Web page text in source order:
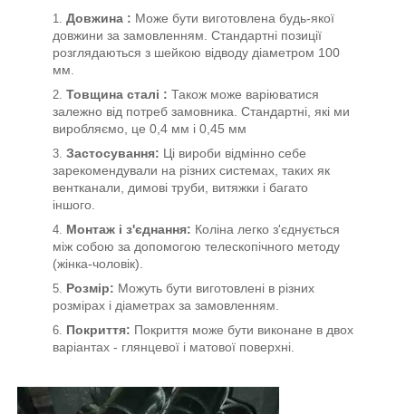
Довжина : Може бути виготовлена будь-якої
довжини за замовленням. Стандартні позиції
розглядаються з шейкою відводу діаметром 100
мм.
Товщина сталі : Також може варіюватися
залежно від потреб замовника. Стандартні, які ми
виробляємо, це 0,4 мм і 0,45 мм
Застосування: Ці вироби відмінно себе
зарекомендували на різних системах, таких як
вентканали, димові труби, витяжки і багато
іншого.
Монтаж і з'єднання: Коліна легко з'єднується
між собою за допомогою телескопічного методу
(жінка-чоловік).
Розмір: Можуть бути виготовлені в різних
розмірах і діаметрах за замовленням.
Покриття: Покриття може бути виконане в двох
варіантах - глянцевої і матової поверхні.